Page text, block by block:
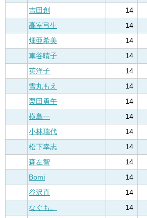
吉田創
14
高室弓生
14
畑亜希美
14
車谷晴子
14
英洋子
14
雪丸もえ
14
栗田勇午
14
横島一
14
小林瑞代
14
松下幸志
14
森左智
14
Bomi
14
谷沢直
14
なぐも。
14